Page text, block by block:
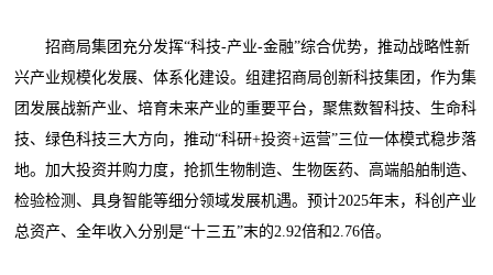
招商局集团充分发挥“科技-产业-金融”综合优势，推动战略性新
兴产业规模化发展、体系化建设。组建招商局创新科技集团，作为集
团发展战新产业、培育未来产业的重要平台，聚焦数智科技、生命科
技、绿色科技三大方向，推动“科研+投资+运营”三位一体模式稳步落
地。加大投资并购力度，抢抓生物制造、生物医药、高端船舶制造、
检验检测、具身智能等细分领域发展机遇。预计2025年末，科创产业
总资产、全年收入分别是“十三五”末的2.92倍和2.76倍。